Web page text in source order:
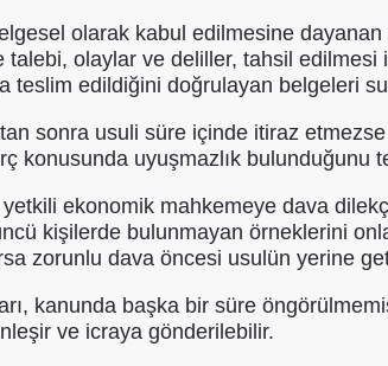
olarak kabul edilmesine
talebi, olaylar ve deliller, tahsil
teslim edildiğini doğrulayan belgeleri
sonra usuli süre içinde itiraz
konusunda uyuşmazlık bulunduğunu
yetkili ekonomik mahkemeye dava
kişilerde bulunmayan örneklerini
zorunlu dava öncesi usulün yerine
kanunda başka bir süre
ve icraya gönderilebilir.